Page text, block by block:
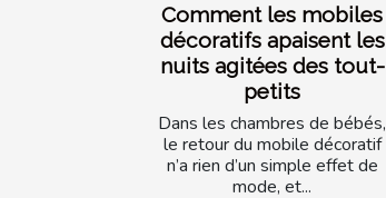
Comment les mobiles
décoratifs apaisent les
nuits agitées des tout-
petits
Dans les chambres de bébés,
le retour du mobile décoratif
n’a rien d’un simple effet de
mode, et...